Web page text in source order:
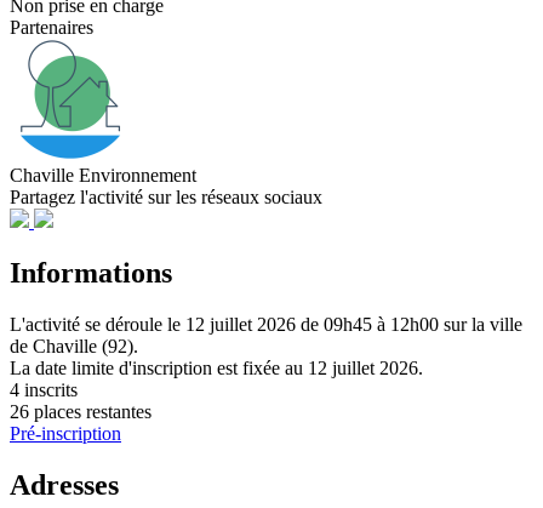
Non prise en charge
Partenaires
Chaville Environnement
Partagez l'activité sur les réseaux sociaux
Informations
L'activité se déroule le 12 juillet 2026 de 09h45 à 12h00 sur la ville
de Chaville (92).
La date limite d'inscription est fixée au 12 juillet 2026.
4 inscrits
26 places restantes
Pré-inscription
Adresses